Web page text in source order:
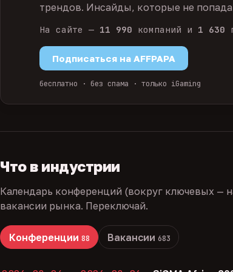
трендов. Инсайды, которые не
На сайте — 11 990 компаний и 1 630
Подписаться на AFFPAPA
бесплатно · без спама · только iGaming
Что в индустрии
Календарь конференций (вокруг ключевых —
вакансии рынка. Переключай.
Конференции 88 Вакансии 683